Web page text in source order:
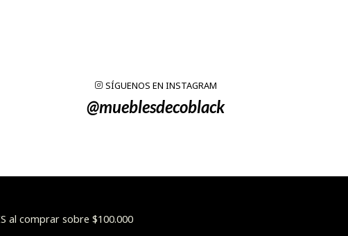
SÍGUENOS EN INSTAGRAM
@mueblesdecoblack
al comprar sobre $100.000